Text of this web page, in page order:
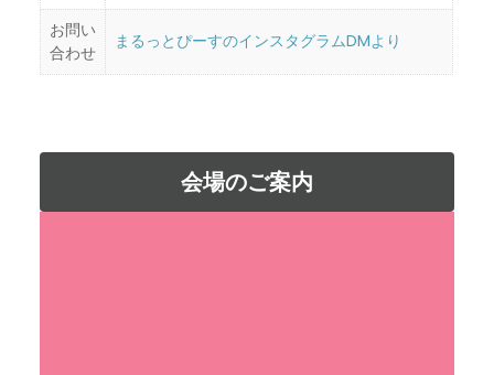
お問い
合わせ
まるっとぴーすのインスタグラムDMより
会場のご案内